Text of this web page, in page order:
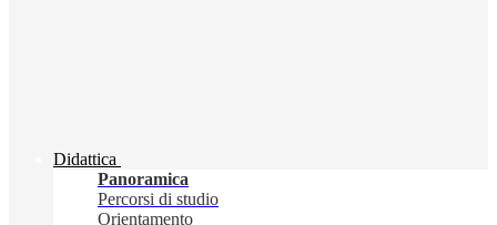
Didattica
Panoramica
Percorsi di studio
Orientamento